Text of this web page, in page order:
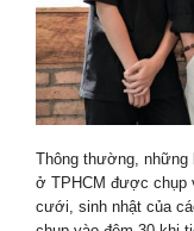
Thông thường, những
ở TPHCM được chụp
cưới, sinh nhật của